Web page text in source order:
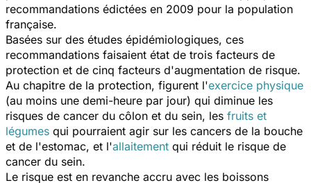
recommandations édictées en 2009 pour la population
française.
Basées sur des études épidémiologiques, ces
recommandations faisaient état de trois facteurs de
protection et de cinq facteurs d'augmentation de risque.
Au chapitre de la protection, figurent l'exercice physique
(au moins une demi-heure par jour) qui diminue les
risques de cancer du côlon et du sein, les fruits et
légumes qui pourraient agir sur les cancers de la bouche
et de l'estomac, et l'allaitement qui réduit le risque de
cancer du sein.
Le risque est en revanche accru avec les boissons